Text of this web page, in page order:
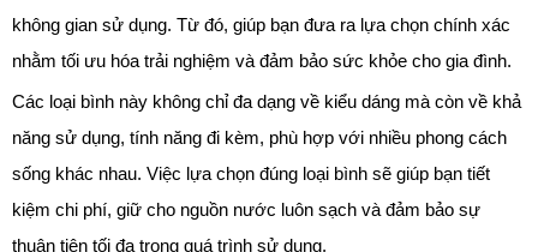
không gian sử dụng. Từ đó, giúp bạn đưa ra lựa chọn chính xác
nhằm tối ưu hóa trải nghiệm và đảm bảo sức khỏe cho gia đình.
Các loại bình này không chỉ đa dạng về kiểu dáng mà còn về khả
năng sử dụng, tính năng đi kèm, phù hợp với nhiều phong cách
sống khác nhau. Việc lựa chọn đúng loại bình sẽ giúp bạn tiết
kiệm chi phí, giữ cho nguồn nước luôn sạch và đảm bảo sự
thuận tiện tối đa trong quá trình sử dụng.